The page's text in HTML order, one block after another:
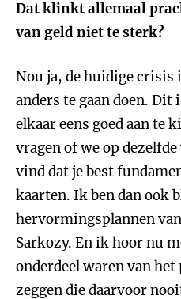
Dat klinkt allemaal
van geld niet te sterk?
Nou ja, de huidige crisis
anders te gaan doen.
elkaar eens goed aan te
vragen of we op
vind dat je best
kaarten. Ik ben dan ook
hervormingsplannen
Sarkozy. En ik hoor nu
onderdeel waren van
zeggen die daarvoor